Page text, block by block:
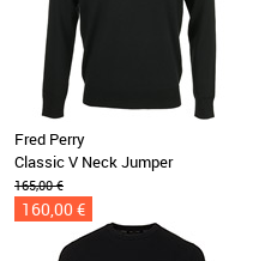
Fred Perry
Classic V Neck Jumper
165,00 €
160,00 €